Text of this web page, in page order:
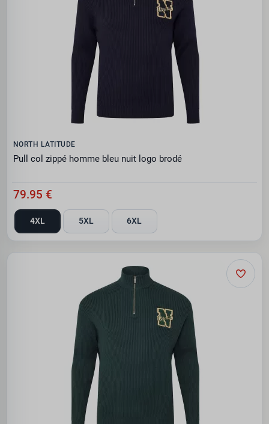
NORTH LATITUDE
Pull col zippé homme bleu nuit logo brodé
79.95 €
4XL 5XL 6XL